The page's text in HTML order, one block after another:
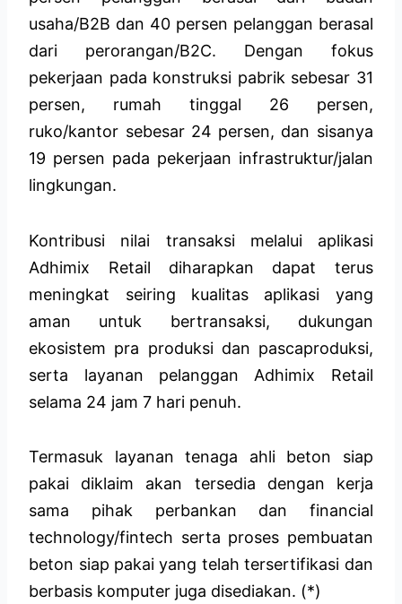
usaha/B2B dan 40 persen pelanggan berasal
dari perorangan/B2C. Dengan fokus
pekerjaan pada konstruksi pabrik sebesar 31
persen, rumah tinggal 26 persen,
ruko/kantor sebesar 24 persen, dan sisanya
19 persen pada pekerjaan infrastruktur/jalan
lingkungan.
Kontribusi nilai transaksi melalui aplikasi
Adhimix Retail diharapkan dapat terus
meningkat seiring kualitas aplikasi yang
aman untuk bertransaksi, dukungan
ekosistem pra produksi dan pascaproduksi,
serta layanan pelanggan Adhimix Retail
selama 24 jam 7 hari penuh.
Termasuk layanan tenaga ahli beton siap
pakai diklaim akan tersedia dengan kerja
sama pihak perbankan dan financial
technology/fintech serta proses pembuatan
beton siap pakai yang telah tersertifikasi dan
berbasis komputer juga disediakan. (*)